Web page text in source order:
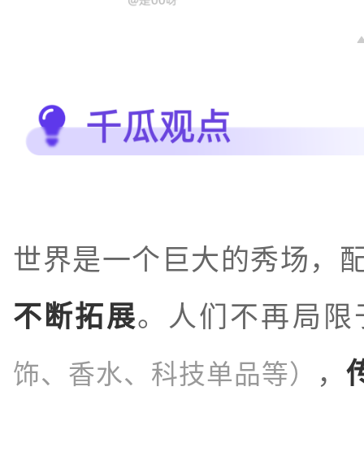
世界是一个巨大的秀场，
不断拓展。人们不再局
饰、香水、科技单品等） ，